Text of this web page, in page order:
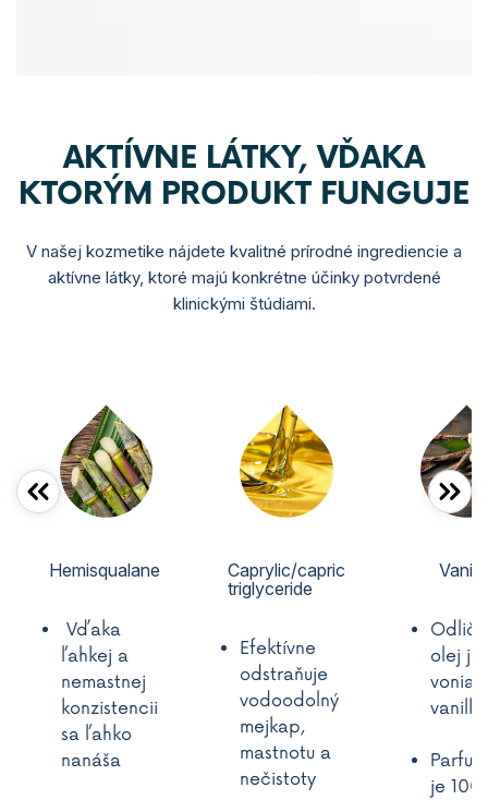
AKTÍVNE LÁTKY, VĎAKA
KTORÝM PRODUKT FUNGUJE
V našej kozmetike nájdete kvalitné prírodné ingrediencie a
aktívne látky, ktoré majú konkrétne účinky potvrdené
klinickými štúdiami.
Hemisqualane
Vďaka
ľahkej a
nemastnej
konzistencii
sa ľahko
nanáša
Caprylic/capric
triglyceride
Efektívne
odstraňuje
vodoodolný
mejkap,
mastnotu a
nečistoty
olej
vonia
vanilke
je